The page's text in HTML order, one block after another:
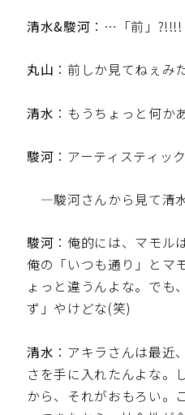
清水&駿河 ：…「前」?!!!!
丸山 ：前しか見てねぇみ
清水 ：もうちょっと何か
駿河 ：アーティスティッ
—駿河さんから見て清
駿河 ：俺的には、マモル
俺の「いつも通り」とマ
ょっと違うんよな。でも
ず」やけどな(笑)
清水 ：アキラさんは最近
さを手に入れたんよな。
から、それがおもろい。